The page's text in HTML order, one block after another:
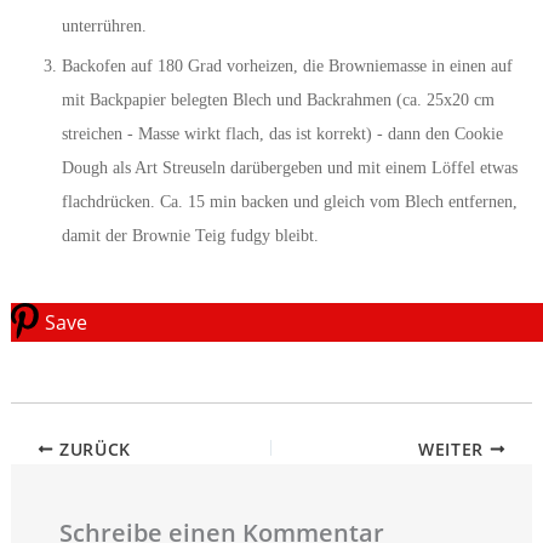
unterrühren.
Backofen auf 180 Grad vorheizen, die Browniemasse in einen auf
mit Backpapier belegten Blech und Backrahmen (ca. 25x20 cm
streichen - Masse wirkt flach, das ist korrekt) - dann den Cookie
Dough als Art Streuseln darübergeben und mit einem Löffel etwas
flachdrücken. Ca. 15 min backen und gleich vom Blech entfernen,
damit der Brownie Teig fudgy bleibt.
Save
ZURÜCK WEITER
Schreibe einen Kommentar